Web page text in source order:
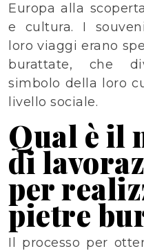
Europa alla
e cultura. I
loro viaggi erano
burattate, che
simbolo della loro
livello sociale.
Qual è il
di
per
pietre
Il processo per